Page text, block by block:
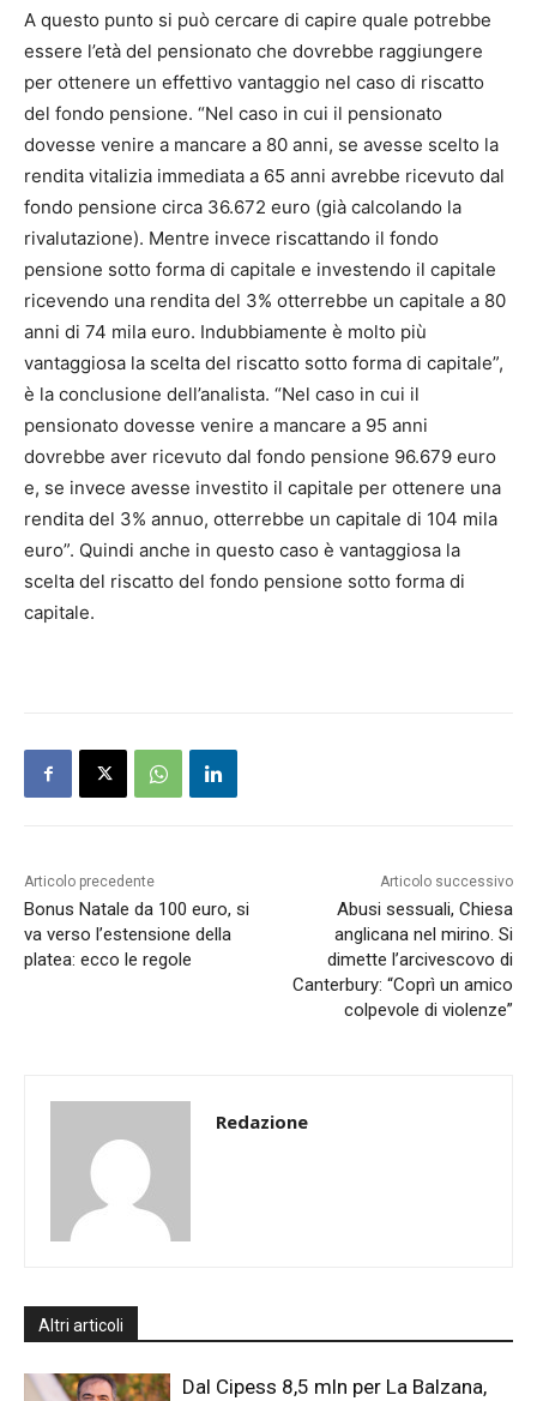
A questo punto si può cercare di capire quale potrebbe
essere l’età del pensionato che dovrebbe raggiungere
per ottenere un effettivo vantaggio nel caso di riscatto
del fondo pensione. “Nel caso in cui il pensionato
dovesse venire a mancare a 80 anni, se avesse scelto la
rendita vitalizia immediata a 65 anni avrebbe ricevuto dal
fondo pensione circa 36.672 euro (già calcolando la
rivalutazione). Mentre invece riscattando il fondo
pensione sotto forma di capitale e investendo il capitale
ricevendo una rendita del 3% otterrebbe un capitale a 80
anni di 74 mila euro. Indubbiamente è molto più
vantaggiosa la scelta del riscatto sotto forma di capitale”,
è la conclusione dell’analista. “Nel caso in cui il
pensionato dovesse venire a mancare a 95 anni
dovrebbe aver ricevuto dal fondo pensione 96.679 euro
e, se invece avesse investito il capitale per ottenere una
rendita del 3% annuo, otterrebbe un capitale di 104 mila
euro”. Quindi anche in questo caso è vantaggiosa la
scelta del riscatto del fondo pensione sotto forma di
capitale.
Articolo precedente
Bonus Natale da 100 euro, si
va verso l’estensione della
platea: ecco le regole
Articolo successivo
Abusi sessuali, Chiesa
anglicana nel mirino. Si
dimette l’arcivescovo di
Canterbury: “Coprì un amico
colpevole di violenze”
Redazione
Altri articoli
Dal Cipess 8,5 mln per La Balzana,